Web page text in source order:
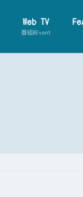
Web TV
番組&Event